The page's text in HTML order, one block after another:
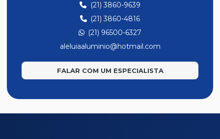
(21) 3860-9639
(21) 3860-4816
(21) 96500-6327
aleluiaaluminio@hotmail.com
FALAR COM UM ESPECIALISTA